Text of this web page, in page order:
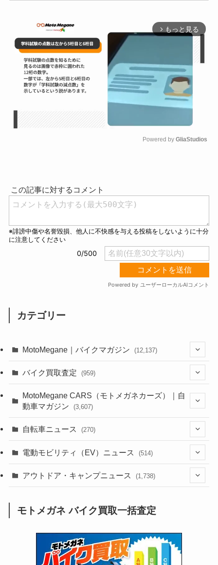
arrow_forward_ios もっと見る
Powered by GliaStudios
カテゴリー
MotoMegane｜バイクマガジン (12,137)
(44)
(639)
(118)
(60)
(31)
(51)
(34)
(252)
(38)
(24)
(16)
(25)
(249)
(64)
(16)
(62)
(306)
(6,957)
(2,473)
(249)
(1,226)
(12)
(131)
(167)
(66)
(16)
(141)
(1,142)
(166)
(23)
(415)
バイク買取査定 (959)
(352)
MotoMegane CARS（モトメガネカーズ）｜自
動車マガジン
(3,607)
(186)
(137)
(74)
(2,744)
(126)
(170)
自転車ニュース (270)
(54)
(211)
電動モビリティ（EV）ニュース (514)
(132)
(171)
(118)
(27)
アウトドア・キャンプニュース (1,738)
(1,605)
(147)
モトメガネ バイク買取一括査定